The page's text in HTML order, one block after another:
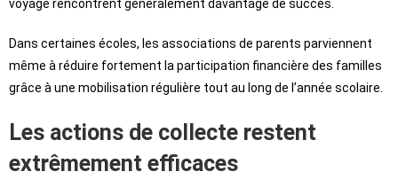
voyage rencontrent généralement davantage de succès.
Dans certaines écoles, les associations de parents parviennent
même à réduire fortement la participation financière des familles
grâce à une mobilisation régulière tout au long de l’année scolaire.
Les actions de collecte restent
extrêmement efficaces